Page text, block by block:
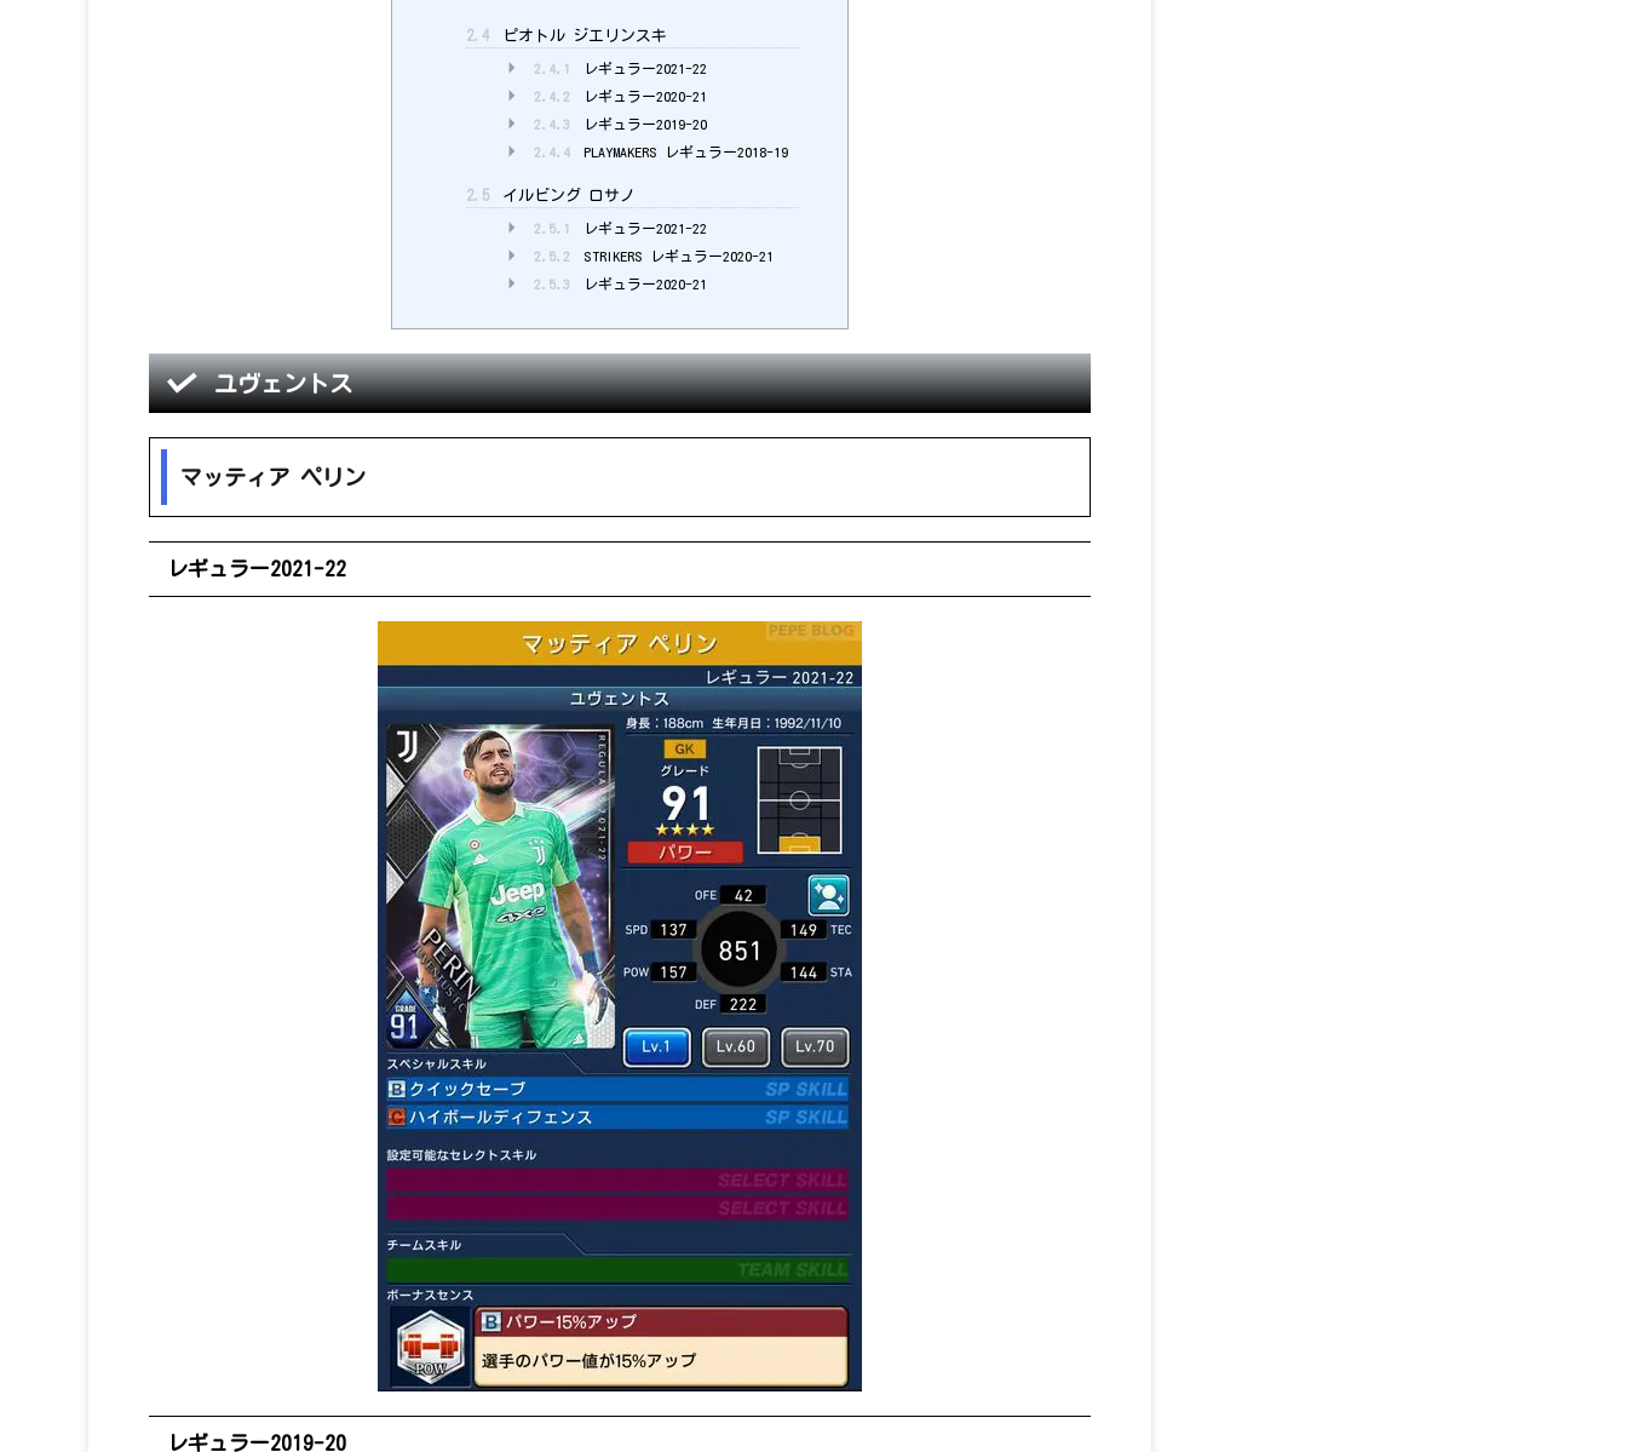
2.4 ピオトル ジエリンスキ
2.4.1 レギュラー2021-22
2.4.2 レギュラー2020-21
2.4.3 レギュラー2019-20
2.4.4 PLAYMAKERS レギュラー2018-19
2.5 イルビング ロサノ
2.5.1 レギュラー2021-22
2.5.2 STRIKERS レギュラー2020-21
2.5.3 レギュラー2020-21
ユヴェントス
マッティア ペリン
レギュラー2021-22
レギュラー2019-20